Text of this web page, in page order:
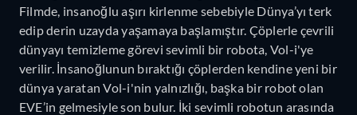
Filmde, insanoğlu aşırı kirlenme sebebiyle Dünya’yı terk
edip derin uzayda yaşamaya başlamıştır. Çöplerle çevrili
dünyayı temizleme görevi sevimli bir robota, Vol-i'ye
verilir. İnsanoğlunun bıraktığı çöplerden kendine yeni bir
dünya yaratan Vol-i'nin yalnızlığı, başka bir robot olan
EVE’in gelmesiyle son bulur. İki sevimli robotun arasında